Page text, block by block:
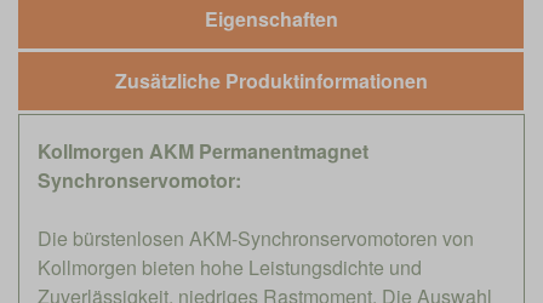
Eigenschaften
Zusätzliche Produktinformationen
Kollmorgen AKM Permanentmagnet
Synchronservomotor:
Die bürstenlosen AKM-Synchronservomotoren von
Kollmorgen bieten hohe Leistungsdichte und
Zuverlässigkeit, niedriges Rastmoment. Die Auswahl